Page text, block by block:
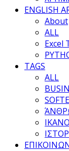
ENGLISH
About
ALL
Excel
TAGS
ALL